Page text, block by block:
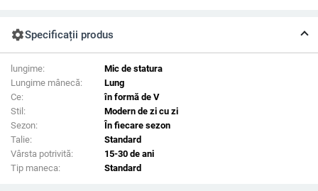
settingsSpecificații produs
lungime:
Mic de statura
Lungime mânecă:
Lung
Ce:
în formă de V
Stil:
Modern de zi cu zi
Sezon:
În fiecare sezon
Talie:
Standard
Vârsta potrivită:
15-30 de ani
Tip maneca:
Standard